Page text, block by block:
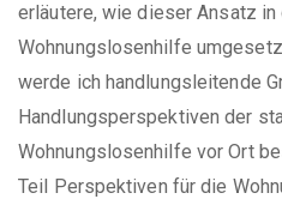
erläutere, wie dieser Ansatz
Wohnungslosenhilfe
werde ich handlungsleitende
Handlungsperspektiven der
Wohnungslosenhilfe vor Ort
Teil Perspektiven für die